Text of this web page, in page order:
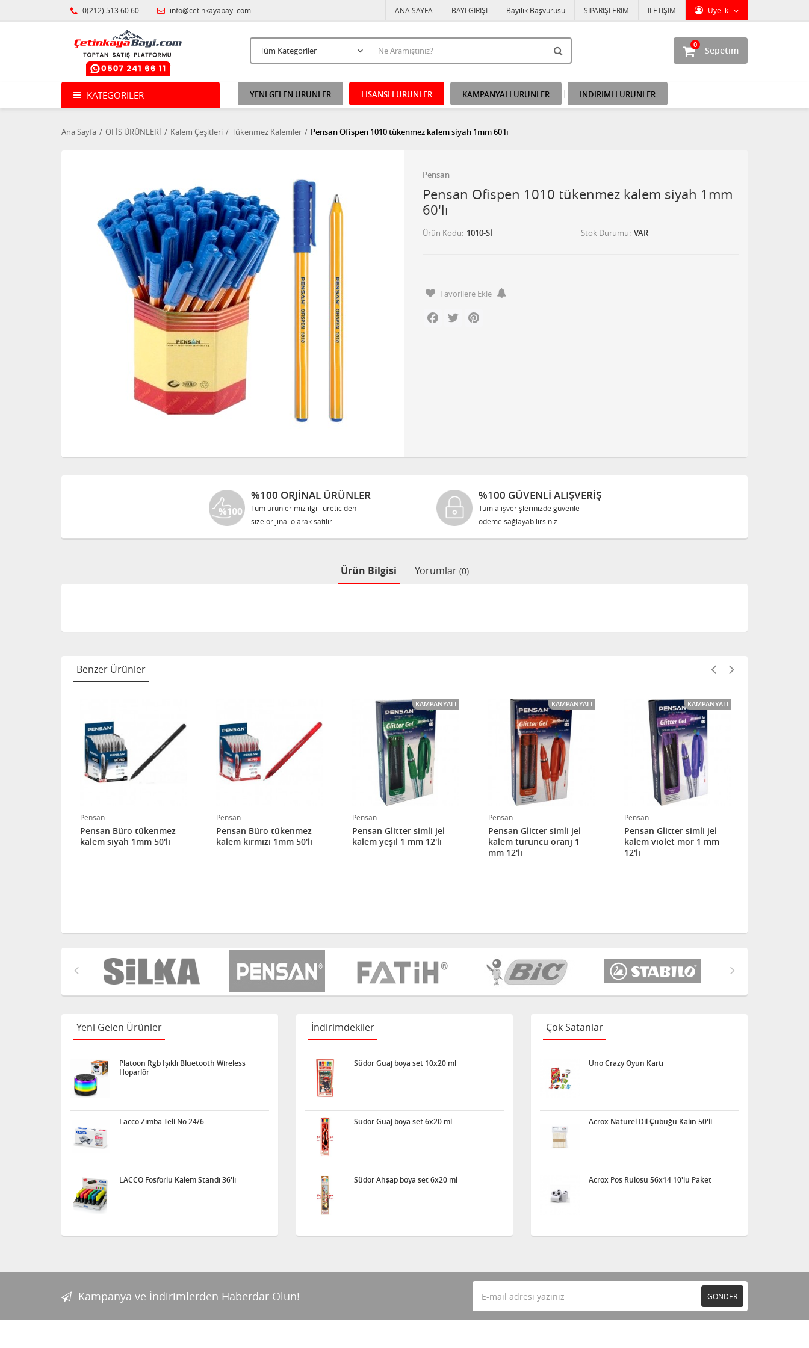
0(212) 513 60 60 info@cetinkayabayi.com Üyelik
ANA SAYFA BAYİ GİRİŞİ Bayilik Başvurusu SİPARİŞLERİM İLETİŞİM
Sepetim
0
KATEGORILER YENİ GELEN ÜRÜNLER LİSANSLI ÜRÜNLER KAMPANYALI ÜRÜNLER İNDİRİMLİ ÜRÜNLER
Ana Sayfa OFİS ÜRÜNLERİ Kalem Çeşitleri Tükenmez Kalemler Pensan Ofispen 1010 tükenmez kalem siyah 1mm 60'lı
Pensan
Pensan Ofispen 1010 tükenmez kalem siyah 1mm
60'lı
Ürün Kodu 1010-Sİ Stok Durumu VAR
Favorilere Ekle
Facebook
Twitter
%100 ORJINAL ÜRÜNLER
Tüm ürünlerimiz ilgili üreticiden
size orijinal olarak satılır.
%100 GÜVENLİ ALIŞVERİŞ
Tüm alışverişlerinizde güvenle
ödeme sağlayabilirsiniz.
Ürün Bilgisi Yorumlar (0)
Benzer Ürünler
Pensan
Pensan Büro tükenmez
kalem siyah 1mm 50'li
Pensan
Pensan Büro tükenmez
kalem kırmızı 1mm 50'li
KAMPANYALI
Pensan
Pensan Glitter simli jel
kalem yeşil 1 mm 12'li
KAMPANYALI
Pensan
Pensan Glitter simli jel
kalem turuncu oranj 1
mm 12'li
KAMPANYALI
Pensan
Pensan Glitter simli jel
kalem violet mor 1 mm
12'li
Yeni Gelen Ürünler
Platoon Rgb Işıklı Bluetooth Wireless
Hoparlör
Lacco Zımba Teli No:24/6
LACCO Fosforlu Kalem Standı 36'lı
İndirimdekiler
Südor Guaj boya set 10x20 ml
Südor Guaj boya set 6x20 ml
Südor Ahşap boya set 6x20 ml
Çok Satanlar
Uno Crazy Oyun Kartı
Acrox Naturel Dil Çubuğu Kalın 50'li
Acrox Pos Rulosu 56x14 10'lu Paket
Kampanya ve İndirimlerden Haberdar Olun! GÖNDER